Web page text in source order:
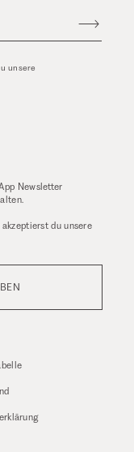
unsere
Newsletter
du unsere